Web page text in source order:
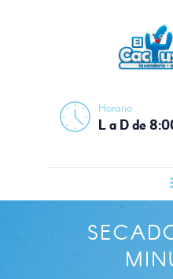
Horario
L a D de
SERVICIOS
PRECIOS
CONTACTO
CÓMO